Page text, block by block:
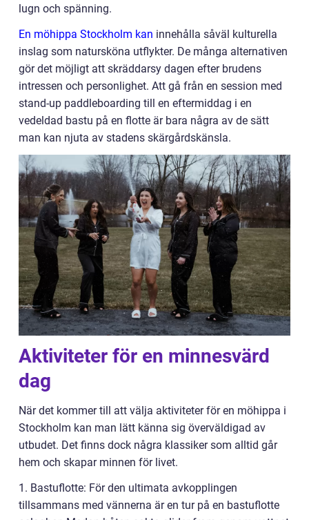
lugn och spänning.
En möhippa Stockholm kan innehålla såväl kulturella
inslag som natursköna utflykter. De många alternativen
gör det möjligt att skräddarsy dagen efter brudens
intressen och personlighet. Att gå från en session med
stand-up paddleboarding till en eftermiddag i en
vedeldad bastu på en flotte är bara några av de sätt
man kan njuta av stadens skärgårdskänsla.
Aktiviteter för en minnesvärd
dag
När det kommer till att välja aktiviteter för en möhippa i
Stockholm kan man lätt känna sig överväldigad av
utbudet. Det finns dock några klassiker som alltid går
hem och skapar minnen för livet.
1. Bastuflotte: För den ultimata avkopplingen
tillsammans med vännerna är en tur på en bastuflotte